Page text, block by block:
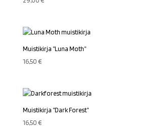
Muistikirja ”Luna Moth”
16,50€
Muistikirja ”Dark Forest”
16,50€